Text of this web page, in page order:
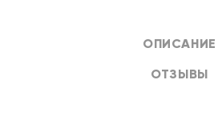
ОПИСАНИЕ
ОТЗЫВЫ